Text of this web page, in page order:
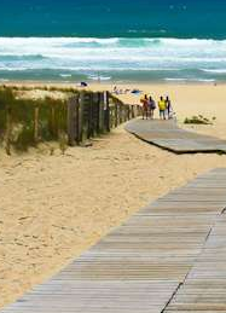
DIY
Getestet
Monochrom
Sommer
TopDogs